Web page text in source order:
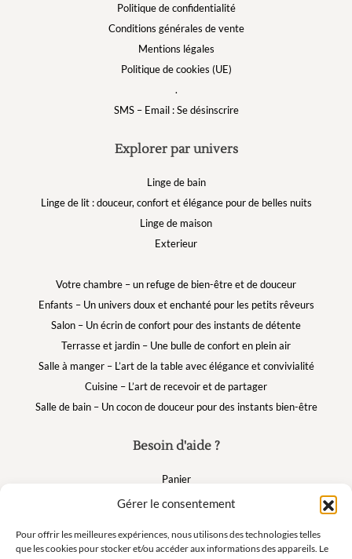
Gérer le consentement
Pour offrir les meilleures expériences, nous utilisons des technologies telles
que les cookies pour stocker et/ou accéder aux informations des appareils. Le
Besoin d'aide ?
Panier
FAQ
Politique de confidentialité
Conditions générales de vente
Mentions légales
Politique de cookies (UE)
.
SMS – Email : Se désinscrire
Explorer par univers
Linge de bain
Linge de lit : douceur, confort et élégance pour de belles nuits
Linge de maison
Exterieur
Votre chambre – un refuge de bien-être et de douceur
Enfants – Un univers doux et enchanté pour les petits rêveurs
Salon – Un écrin de confort pour des instants de détente
Terrasse et jardin – Une bulle de confort en plein air
Salle à manger – L’art de la table avec élégance et convivialité
Cuisine – L’art de recevoir et de partager
Salle de bain – Un cocon de douceur pour des instants bien-être